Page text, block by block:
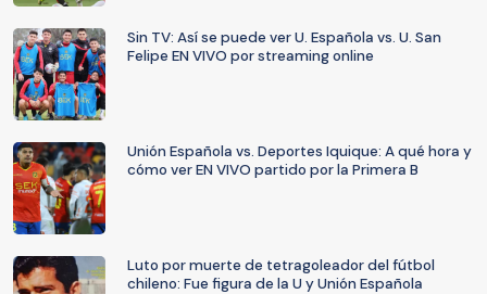
Sin TV: Así se puede ver U. Española vs. U. San
Felipe EN VIVO por streaming online
Unión Española vs. Deportes Iquique: A qué hora y
cómo ver EN VIVO partido por la Primera B
Luto por muerte de tetragoleador del fútbol
chileno: Fue figura de la U y Unión Española